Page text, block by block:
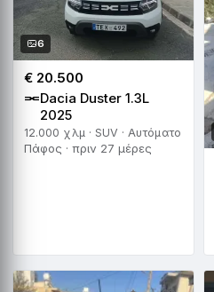
6
€ 20.500
Dacia Duster 1.3L
2025
12.000 χλμ · SUV · Αυτόματο
Πάφος · πριν 27 μέρες